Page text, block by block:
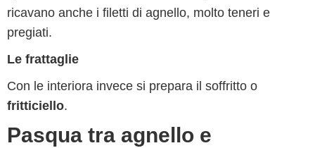
ricavano anche i filetti di agnello, molto teneri e
pregiati.
Le frattaglie
Con le interiora invece si prepara il soffritto o
fritticiello.
Pasqua tra agnello e